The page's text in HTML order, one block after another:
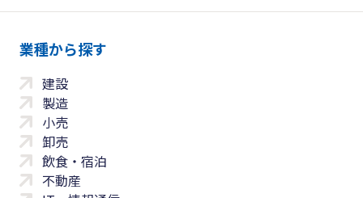
業種から探す
建設
製造
小売
卸売
飲食・宿泊
不動産